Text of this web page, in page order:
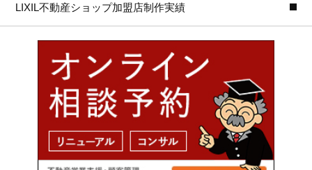
LIXIL不動産ショップ加盟店制作実績